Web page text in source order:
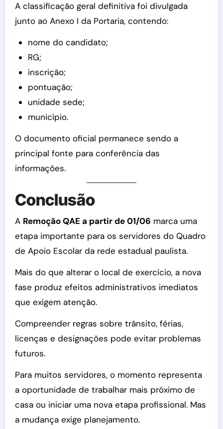
A classificação geral definitiva foi divulgada
junto ao Anexo I da Portaria, contendo:
nome do candidato;
RG;
inscrição;
pontuação;
unidade sede;
município.
O documento oficial permanece sendo a
principal fonte para conferência das
informações.
Conclusão
A Remoção QAE a partir de 01/06 marca uma
etapa importante para os servidores do Quadro
de Apoio Escolar da rede estadual paulista.
Mais do que alterar o local de exercício, a nova
fase produz efeitos administrativos imediatos
que exigem atenção.
Compreender regras sobre trânsito, férias,
licenças e designações pode evitar problemas
futuros.
Para muitos servidores, o momento representa
a oportunidade de trabalhar mais próximo de
casa ou iniciar uma nova etapa profissional. Mas
a mudança exige planejamento.